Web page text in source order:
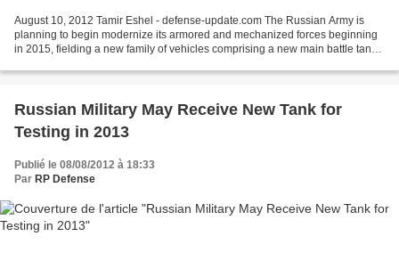
August 10, 2012 Tamir Eshel - defense-update.com The Russian Army is
planning to begin modernize its armored and mechanized forces beginning
in 2015, fielding a new family of vehicles comprising a new main battle tank,
Russian Military May Receive New Tank for
Testing in 2013
Publié le 08/08/2012 à 18:33
Par RP Defense